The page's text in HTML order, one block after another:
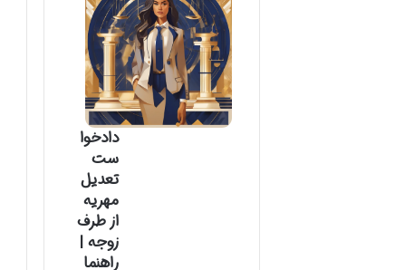
دادخوا
ست
تعدیل
مهریه
از طرف
زوجه |
راهنما